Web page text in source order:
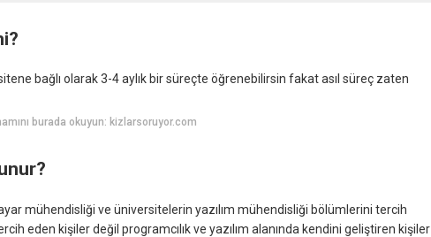
bağlı olarak 3-4 aylık bir süreçte öğrenebilirsin fakat asıl süreç zaten
burada okuyun: kizlarsoruyor.com
mühendisliği ve üniversitelerin yazılım mühendisliği bölümlerini tercih
eden kişiler değil programcılık ve yazılım alanında kendini geliştiren kişiler